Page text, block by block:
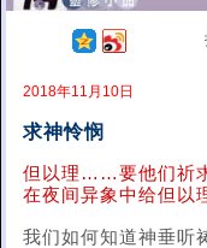
2018年11月10日
求神怜悯
但以理……要他们祈
在夜间异象中给但以
我们如何知道神垂听